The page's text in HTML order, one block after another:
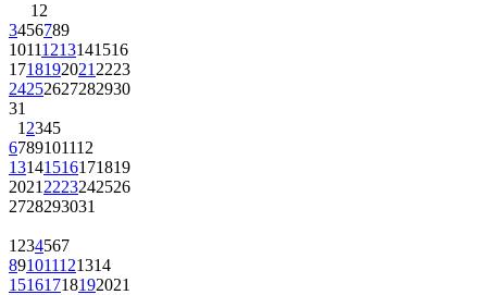
1 2
3456789
10111213141516
1718192021 2223
24252627282930
31
1 2345
6789101112
13141516171819
2021 2223242526
2728293031
1 234567
891011121314
15161718192021